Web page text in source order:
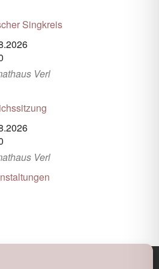
Singkreis
Verl
Verl